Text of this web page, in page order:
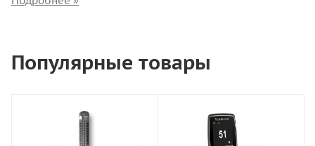
Другое название таких устройств — дюрометры.
Принцип действия
индентор — наконечник в виде шарика из твёрдого
стального сплава. Он оставляет отпечаток, глубину
Популярные товары